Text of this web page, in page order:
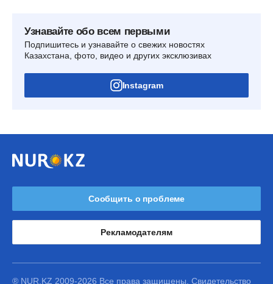
Узнавайте обо всем первыми
Подпишитесь и узнавайте о свежих новостях
Казахстана, фото, видео и других эксклюзивах
Instagram
Сообщить о проблеме
Рекламодателям
® NUR.KZ 2009-2026 Все права защищены. Свидетельство